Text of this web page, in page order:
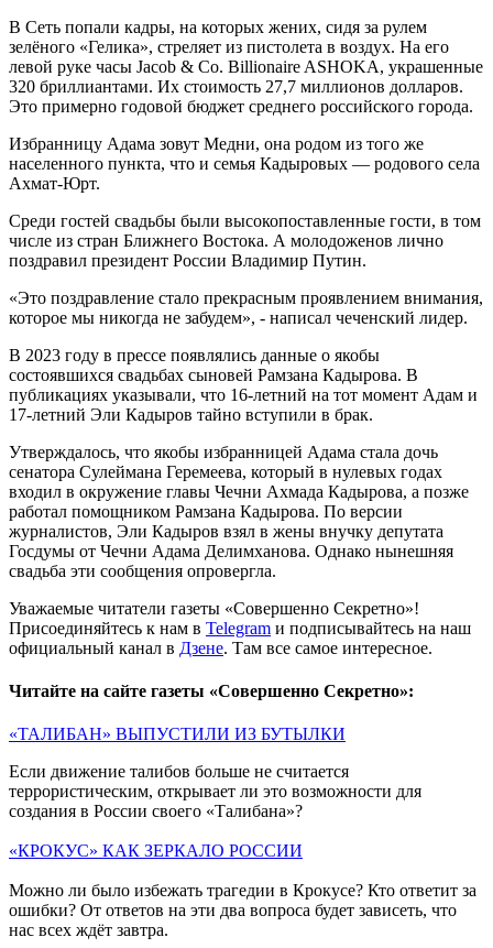
В Сеть попали кадры, на которых жених, сидя за рулем
зелёного «Гелика», стреляет из пистолета в воздух. На его
левой руке часы Jacob & Co. Billionaire ASHOKA, украшенные
320 бриллиантами. Их стоимость 27,7 миллионов долларов.
Это примерно годовой бюджет среднего российского города.
Избранницу Адама зовут Медни, она родом из того же
населенного пункта, что и семья Кадыровых — родового села
Ахмат-Юрт.
Среди гостей свадьбы были высокопоставленные гости, в том
числе из стран Ближнего Востока. А молодоженов лично
поздравил президент России Владимир Путин.
«Это поздравление стало прекрасным проявлением внимания,
которое мы никогда не забудем», - написал чеченский лидер.
В 2023 году в прессе появлялись данные о якобы
состоявшихся свадьбах сыновей Рамзана Кадырова. В
публикациях указывали, что 16-летний на тот момент Адам и
17-летний Эли Кадыров тайно вступили в брак.
Утверждалось, что якобы избранницей Адама стала дочь
сенатора Сулеймана Геремеева, который в нулевых годах
входил в окружение главы Чечни Ахмада Кадырова, а позже
работал помощником Рамзана Кадырова. По версии
журналистов, Эли Кадыров взял в жены внучку депутата
Госдумы от Чечни Адама Делимханова. Однако нынешняя
свадьба эти сообщения опровергла.
Уважаемые читатели газеты «Совершенно Секретно»!
Присоединяйтесь к нам в Telegram и подписывайтесь на наш
официальный канал в Дзене. Там все самое интересное.
Читайте на сайте газеты «Совершенно Секретно»:
«ТАЛИБАН» ВЫПУСТИЛИ ИЗ БУТЫЛКИ
Если движение талибов больше не считается
террористическим, открывает ли это возможности для
создания в России своего «Талибана»?
«КРОКУС» КАК ЗЕРКАЛО РОССИИ
Можно ли было избежать трагедии в Крокусе? Кто ответит за
ошибки? От ответов на эти два вопроса будет зависеть, что
нас всех ждёт завтра.